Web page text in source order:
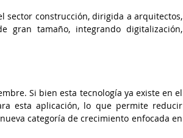
sector construcción, dirigida a arquitectos,
gran tamaño, integrando digitalización,
Si bien esta tecnología ya existe en el
esta aplicación, lo que permite reducir
categoría de crecimiento enfocada en